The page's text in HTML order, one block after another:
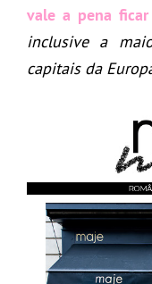
vale a pena
inclusive a
capitais da